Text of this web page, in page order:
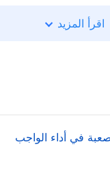
بالثقة،
واجباته بشكل
الحقيقي هو ما
بل هو وحش.
اقرأ المزيد
في أداء الواجب